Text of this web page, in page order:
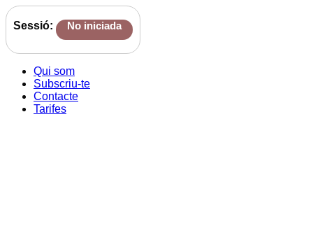
Sessió: No iniciada
Qui som
Subscriu-te
Contacte
Tarifes